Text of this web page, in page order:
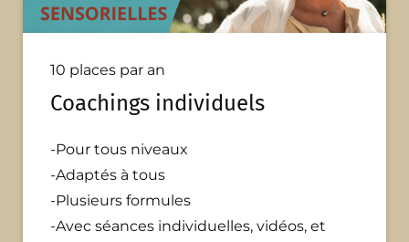
10 places par an
Coachings individuels
-Pour tous niveaux
-Adaptés à tous
-Plusieurs formules
-Avec séances individuelles, vidéos, et